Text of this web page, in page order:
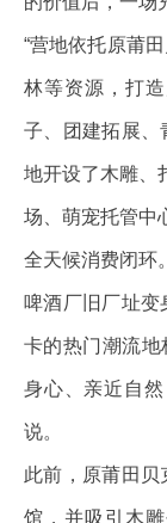
“营地依托原莆
林等资源，打
子、团建拓展、
地开设了木雕、
场、萌宠托管中
全天候消费闭环
啤酒厂旧厂址
卡的热门潮流地
身心、亲近自
说。
此前，原莆田
馆，并吸引木